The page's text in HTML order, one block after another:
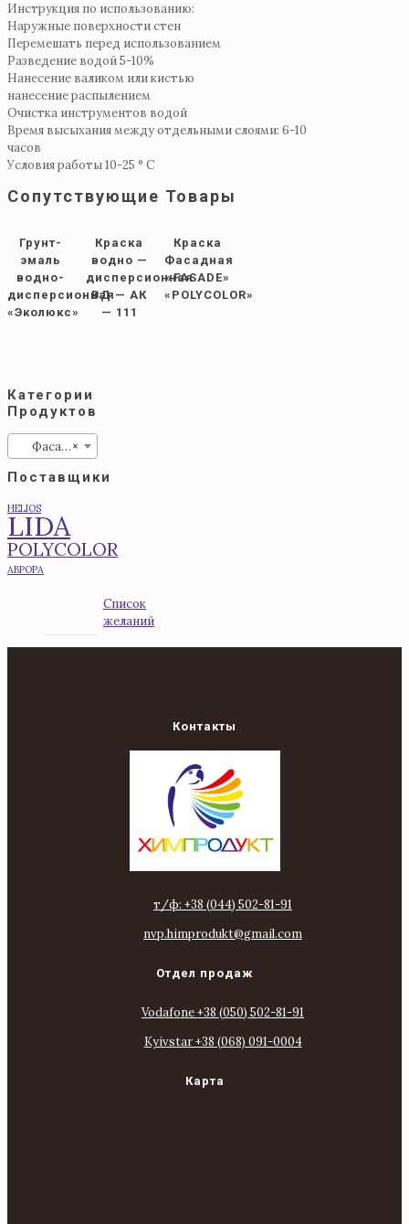
Инструкция по использованию:
Наружные поверхности стен
Перемешать перед использованием
Разведение водой 5-10%
Нанесение валиком или кистью
нанесение распылением
Очистка инструментов водой
Время высыхания между отдельными слоями: 6-10
часов
Условия работы 10-25 ° C
Сопутствующие Товары
Грунт-
эмаль
водно-
дисперсионная
«Эколюкс»
Краска
водно —
дисперсионная
ВД — АК
— 111
Краска
Фасадная
«FASADE»
«POLYCOLOR»
Категории
Продуктов
×
Фасадные
Поставщики
HELIOS
LIDA
POLYCOLOR
АВРОРА
Список
желаний
Контакты
т/ф: +38 (044) 502-81-91
nvp.himprodukt@gmail.com
Отдел продаж
Vodafone +38 (050) 502-81-91
Kyivstar +38 (068) 091-0004
Карта